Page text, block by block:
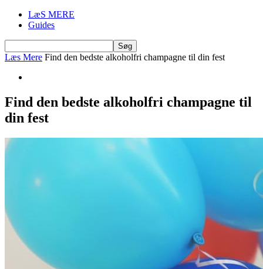
LæS MERE
Guides
Læs Mere Find den bedste alkoholfri champagne til din fest
Find den bedste alkoholfri champagne til
din fest